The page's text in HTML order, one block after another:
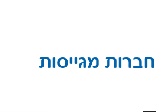
חברות מגייסות